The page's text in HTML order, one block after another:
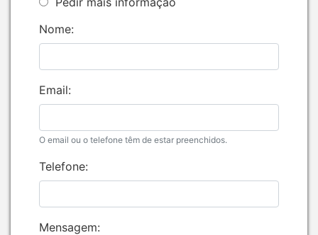
Nome:
Email:
O email ou o telefone têm de estar preenchidos.
Telefone:
Mensagem: